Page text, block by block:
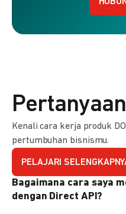
Kenali cara kerja produk
pertumbuhan bisnismu.
PELAJARI
Bagaimana cara saya
dengan Direct API?